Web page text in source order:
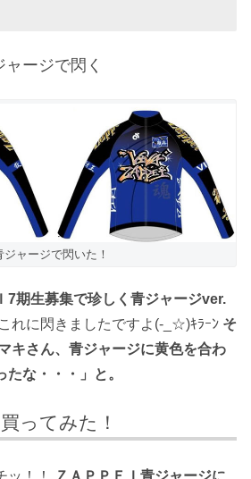
ージで閃く
ジャージで閃いた！
7期生募集で珍しく青ジャージver.
れに閃きましたですよ(-_☆)ｷﾗｰﾝ そ
キさん、青ジャージに黄色を合わ
な・・・」と。
ってみた！
ッ！！ ＺＡＰＰＥＩ青ジャージに